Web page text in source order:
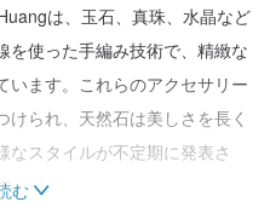
は、玉石、真珠、水晶など
を使った手編み技術で、精緻な
います。これらのアクセサリー
られ、天然石は美しさを長く
スタイルが不定期に発表さ
。
む